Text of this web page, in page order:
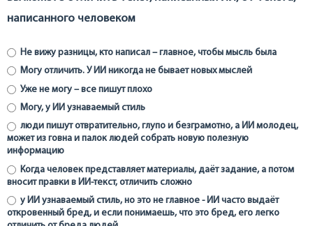
написанного человеком
Не вижу разницы, кто написал – главное, чтобы мысль была
Могу отличить. У ИИ никогда не бывает новых мыслей
Уже не могу – все пишут плохо
Могу, у ИИ узнаваемый стиль
люди пишут отвратительно, глупо и безграмотно, а ИИ молодец,
может из говна и палок людей собрать новую полезную
информацию
Когда человек представляет материалы, даёт задание, а потом
вносит правки в ИИ-текст, отличить сложно
у ИИ узнаваемый стиль, но это не главное - ИИ часто выдаёт
откровенный бред, и если понимаешь, что это бред, его легко